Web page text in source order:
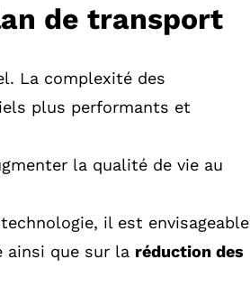
de transport
La complexité des
plus performants et
la qualité de vie au
il est envisageable
ainsi que sur la réduction des